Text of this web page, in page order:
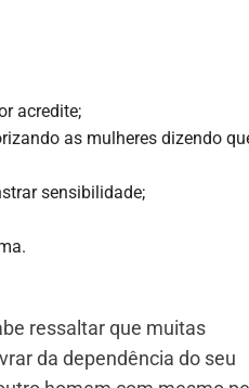
acredite;
as mulheres dizendo
sensibilidade;
ressaltar que muitas
da dependência do seu